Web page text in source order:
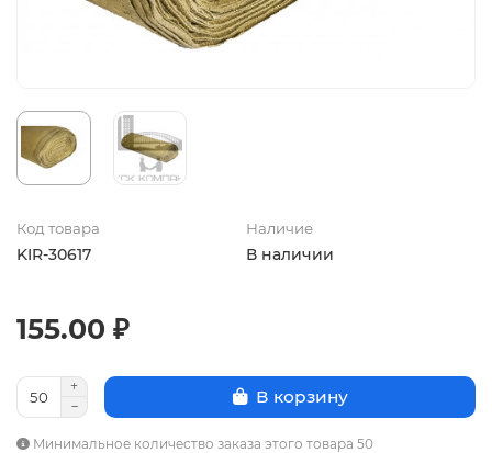
Код товара
KIR-30617
Наличие
В наличии
155.00 ₽
В корзину
Минимальное количество заказа этого товара 50